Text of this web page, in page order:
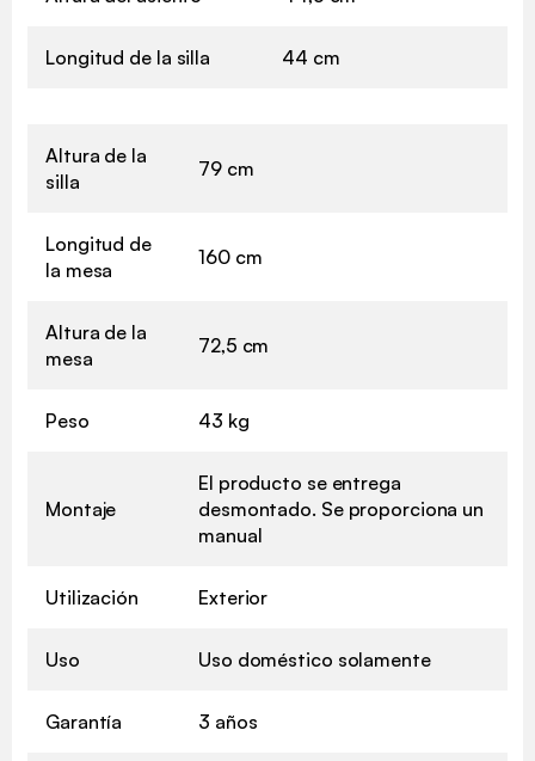
Longitud de la silla 44 cm
Altura de la
silla
79 cm
Longitud de
la mesa
160 cm
Altura de la
mesa
72,5 cm
Peso 43 kg
Montaje
El producto se entrega
desmontado. Se proporciona un
manual
Utilización Exterior
Uso Uso doméstico solamente
Garantía 3 años